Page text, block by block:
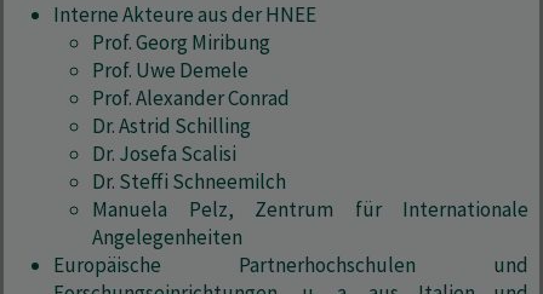
Interne Akteure aus der HNEE
Prof. Georg Miribung
Prof. Uwe Demele
Prof. Alexander Conrad
Dr. Astrid Schilling
Dr. Josefa Scalisi
Dr. Steffi Schneemilch
Manuela Pelz, Zentrum für Internationale
Angelegenheiten
Europäische Partnerhochschulen und